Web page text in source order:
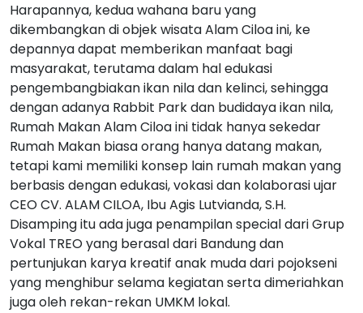
Harapannya, kedua wahana baru yang
dikembangkan di objek wisata Alam Ciloa ini, ke
depannya dapat memberikan manfaat bagi
masyarakat, terutama dalam hal edukasi
pengembangbiakan ikan nila dan kelinci, sehingga
dengan adanya Rabbit Park dan budidaya ikan nila,
Rumah Makan Alam Ciloa ini tidak hanya sekedar
Rumah Makan biasa orang hanya datang makan,
tetapi kami memiliki konsep lain rumah makan yang
berbasis dengan edukasi, vokasi dan kolaborasi ujar
CEO CV. ALAM CILOA, Ibu Agis Lutvianda, S.H.
Disamping itu ada juga penampilan special dari Grup
Vokal TREO yang berasal dari Bandung dan
pertunjukan karya kreatif anak muda dari pojokseni
yang menghibur selama kegiatan serta dimeriahkan
juga oleh rekan-rekan UMKM lokal.